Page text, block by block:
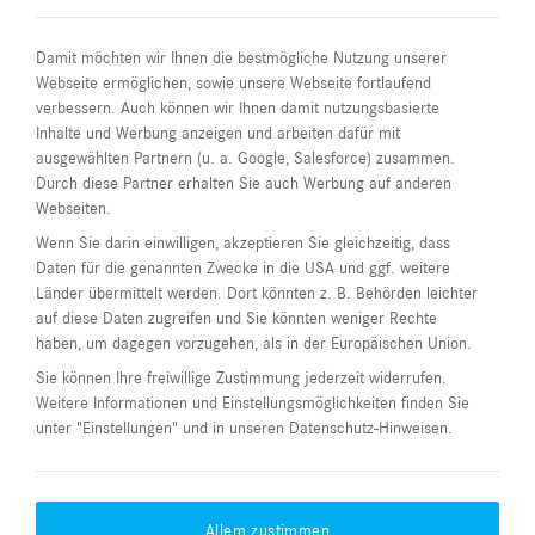
Die Niederlassung in Berlin.
Die Niederlassungen im Westen.
Die Niederlassungen im Rheinland.
Die Niederlassungen in Rhein-Main.
Die Niederlassungen in Württemberg.
Die Niederlassungen in Bayern.
Damit möchten wir Ihnen die bestmögliche Nutzung unserer
Webseite ermöglichen, sowie unsere Webseite fortlaufend
verbessern. Auch können wir Ihnen damit nutzungsbasierte
Inhalte und Werbung anzeigen und arbeiten dafür mit
ausgewählten Partnern (u. a. Google, Salesforce) zusammen.
Durch diese Partner erhalten Sie auch Werbung auf anderen
Webseiten.
Wenn Sie darin einwilligen, akzeptieren Sie gleichzeitig, dass
Daten für die genannten Zwecke in die USA und ggf. weitere
Länder übermittelt werden. Dort könnten z. B. Behörden leichter
auf diese Daten zugreifen und Sie könnten weniger Rechte
haben, um dagegen vorzugehen, als in der Europäischen Union.
Sie können Ihre freiwillige Zustimmung jederzeit widerrufen.
Weitere Informationen und Einstellungsmöglichkeiten finden Sie
unter "Einstellungen" und in unseren Datenschutz-Hinweisen.
Allem zustimmen